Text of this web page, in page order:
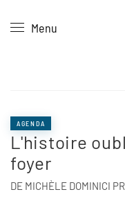
Skip to main content
Menu
AGENDA
L'histoire
foyer
DE MICHÈLE DOMINICI
Panneau de gestion des